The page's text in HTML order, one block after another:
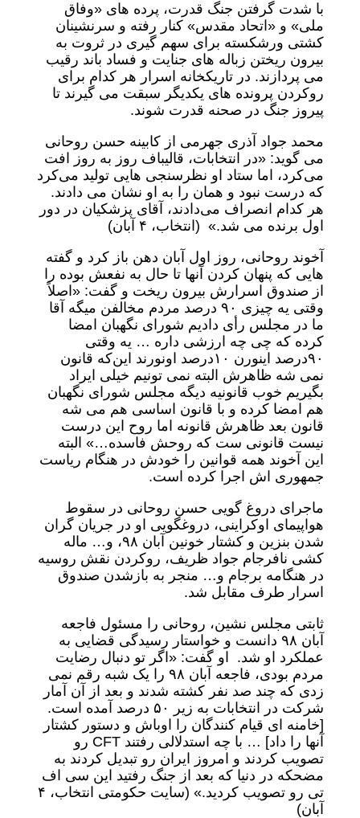
با شدت گرفتن جنگ قدرت، پرده های «وفاق
ملی» و «اتحاد مقدس» کنار رفته و سرنشینان
کشتی ورشکسته برای سهم گیری در ثروت به
بیرون ریختن زباله های جنایت و فساد باند رقیب
می پردازند. در تاریکخانه اسرار هر کدام برای
روکردن پرونده های یکدیگر سبقت می گیرند تا
پیروز جنگ در صحنه قدرت شوند.
محمد جواد آذری جهرمی از کابینه حسن روحانی
می گوید: «در انتخابات، قالیباف روز به روز افت
می‌کرد، اما ستاد او نظرسنجی هایی تولید می‌کرد
که درست نبود و همان را به او نشان می دادند‌.
هر کدام انصراف می‌دادند، آقای پزشکیان در دور
اول برنده می‌ شد.» (انتخاب، ۴ آبان)
آخوند روحانی، روز اول آبان دهن باز کرد و گفته
هایی که پنهان کردن آنها تا حال به نفعش بوده را
از صندوق اسرارش بیرون ریخت و گفت: «اصلاً
وقتی یه چیزی ۹۰ درصد مردم مخالفن میگه آقا
ما در مجلس رأی دادیم شورای نگهبان امضا
کرده که چی چه ارزشی داره … یه وقتی
۹۰درصد اینورن ۱۰درصد اونورند این‌که قانون
نمی شه ظاهرش البته نمی ‌تونیم خیلی ایراد
بگیریم خوب قانونیه دیگه مجلس شورای نگهبان
هم امضا کرده و با قانون اساسی هم می شه
قانون بعد ظاهرش قانونه اما روح این درست
نیست قانونی ‌ست که روحش فاسده…» البته
این آخوند همه قوانین را خودش در هنگام ریاست
جمهوری اش اجرا کرده است.
ماجرای دروغ گویی حسن روحانی در سقوط
هواپیمای اوکراینی، دروغگویی او در جریان گران
شدن بنزین و کشتار خونین آبان ۹۸، و… ماله
کشی نافرجام جواد ظریف، روکردن نقش روسیه
در هنگامه برجام و… منجر به بازشدن صندوق
اسرار طرف مقابل شد.
ثابتی مجلس نشین، روحانی را مسئول فاجعه
آبان ۹۸ دانست و خواستار رسیدگی قضایی به
عملکرد او شد. او گفت: «اگر تو دنبال رضایت
مردم بودی، فاجعه آبان ۹۸ را یک ‌شبه رقم نمی‌
زدی که چند صد نفر کشته شدند و بعد از آن آمار
شرکت در انتخابات به زیر ۵۰ درصد آمده است.
[خامنه ای قیام کنندگان را اوباش و دستور کشتار
آنها را داد] … با چه استدلالی رفتند CFT رو
تصویب کردند و امروز ایران رو تبدیل کردند به
مضحکه در دنیا که بعد از جنگ رفتید این سی اف
تی رو تصویب کردید.» (سایت حکومتی انتخاب، ۴
آبان)